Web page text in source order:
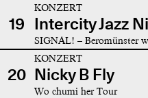
19
KONZERT
Intercity Jazz
SIGNAL! – Beromünster
20
KONZERT
Nicky B Fly
Wo chumi her Tour